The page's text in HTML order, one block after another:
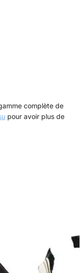
complète de
pour avoir plus de